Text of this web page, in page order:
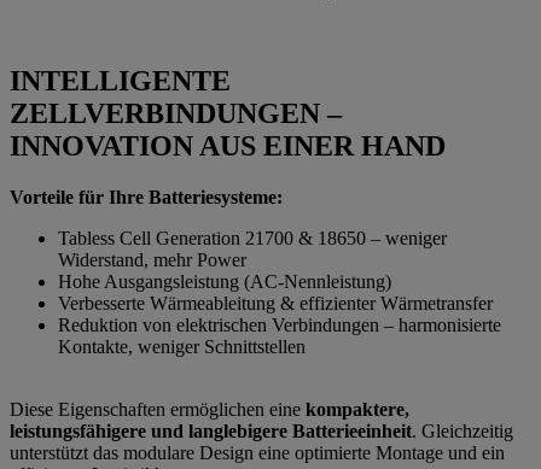
INTELLIGENTE
ZELLVERBINDUNGEN –
INNOVATION AUS EINER HAND
Vorteile für Ihre Batteriesysteme:
Tabless Cell Generation 21700 & 18650 – weniger
Widerstand, mehr Power
Hohe Ausgangsleistung (AC-Nennleistung)
Verbesserte Wärmeableitung & effizienter Wärmetransfer
Reduktion von elektrischen Verbindungen – harmonisierte
Kontakte, weniger Schnittstellen
Diese Eigenschaften ermöglichen eine kompaktere,
leistungsfähigere und langlebigere Batterieeinheit. Gleichzeitig
unterstützt das modulare Design eine optimierte Montage und ein